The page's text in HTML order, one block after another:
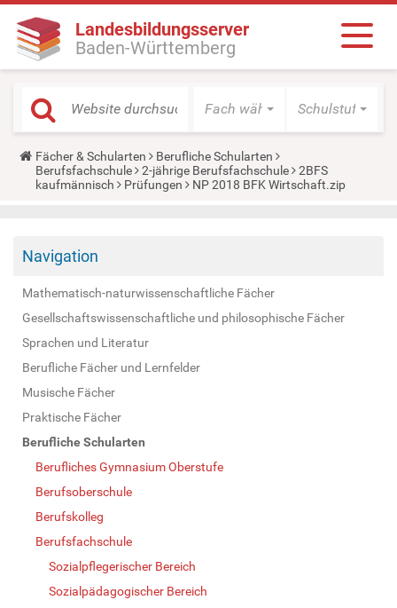
Landesbildungsserver
Baden-Württemberg
Fach wählen Schulstufe
Y
o
u
e
:
Fächer & Schularten
Berufliche Schularten
Berufsfachschule
2-jährige Berufsfachschule
2BFS
kaufmännisch
Prüfungen NP 2018 BFK Wirtschaft.zip
Navigation
Mathematisch-naturwissenschaftliche Fächer
Gesellschaftswissenschaftliche und philosophische Fächer
Sprachen und Literatur
Berufliche Fächer und Lernfelder
Musische Fächer
Praktische Fächer
Berufliche Schularten
Berufliches Gymnasium Oberstufe
Berufsoberschule
Berufskolleg
Berufsfachschule
Sozialpflegerischer Bereich
Sozialpädagogischer Bereich